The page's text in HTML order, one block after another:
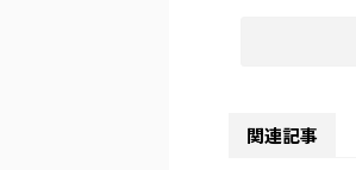
関連記事